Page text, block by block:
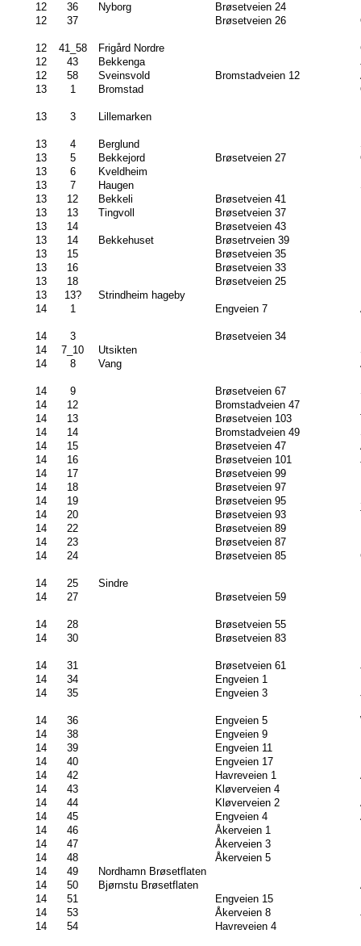
12
36 Nyborg Brøsetveien 24
12
37 Brøsetveien 26
12 41_58 Frigård Nordre
12
43 Bekkenga
12
58 Sveinsvold Bromstadveien 12
13
1 Bromstad
13 3 Lillemarken
13 4 Berglund
13
5 Bekkejord Brøsetveien 27
13
6 Kveldheim
13
7 Haugen
13
12 Bekkeli Brøsetveien 41
13
13 Tingvoll Brøsetveien 37
13
14 Brøsetveien 43
13
14 Bekkehuset Brøsetrveien 39
13
15 Brøsetveien 35
13
16 Brøsetveien 33
13
18 Brøsetveien 25
13
13?
Strindheim hageby
14
1 Engveien 7
14 3 Brøsetveien 34
14
7_10 Utsikten
14
8 Vang
14 9 Brøsetveien 67
14
12 Bromstadveien 47
14
13 Brøsetveien 103
14
14 Bromstadveien 49
14
15 Brøsetveien 47
14
16 Brøsetveien 101
14
17 Brøsetveien 99
14
18 Brøsetveien 97
14
19 Brøsetveien 95
14
20 Brøsetveien 93
14
22 Brøsetveien 89
14
23 Brøsetveien 87
14
24 Brøsetveien 85
14 25 Sindre
14
27 Brøsetveien 59
14 28 Brøsetveien 55
14
30 Brøsetveien 83
14 31 Brøsetveien 61
14
34 Engveien 1
14
35 Engveien 3
14 36 Engveien 5
14
38 Engveien 9
14
39 Engveien 11
14
40 Engveien 17
14
42 Havreveien 1
14
43 Kløverveien 4
14
44 Kløverveien 2
14
45 Engveien 4
14
46 Åkerveien 1
14
47 Åkerveien 3
14
48 Åkerveien 5
14
49 Nordhamn Brøsetflaten
14
50 Bjørnstu Brøsetflaten
14
51 Engveien 15
14
53 Åkerveien 8
14
54 Havreveien 4